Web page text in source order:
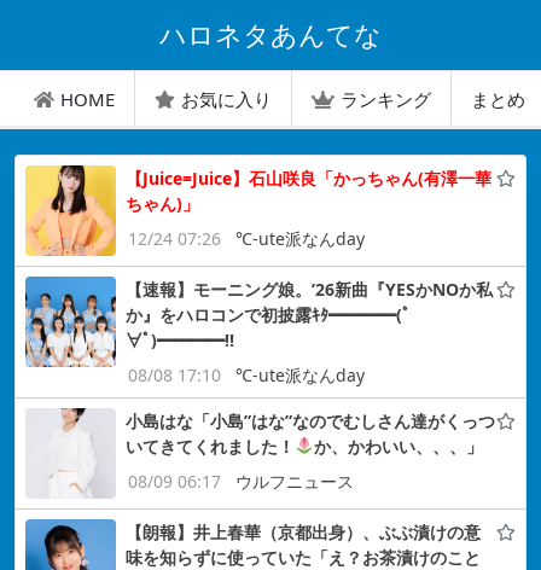
ハロネタあんてな
HOME お気に入り ランキング まとめ
【Juice=Juice】石山咲良「かっちゃん(有澤一華
ちゃん)」
12/24 07:26
℃-ute派なんday
【速報】モーニング娘。’26新曲『YESかNOか私
か』をハロコンで初披露ｷﾀ━━━━(ﾟ
∀ﾟ)━━━━!!
08/08 17:10
℃-ute派なんday
小島はな「小島”はな”なのでむしさん達がくっつ
いてきてくれました！
か、かわいい、、、」
08/09 06:17
ウルフニュース
【朗報】井上春華（京都出身）、ぶぶ漬けの意
味を知らずに使っていた「え？お茶漬けのこと